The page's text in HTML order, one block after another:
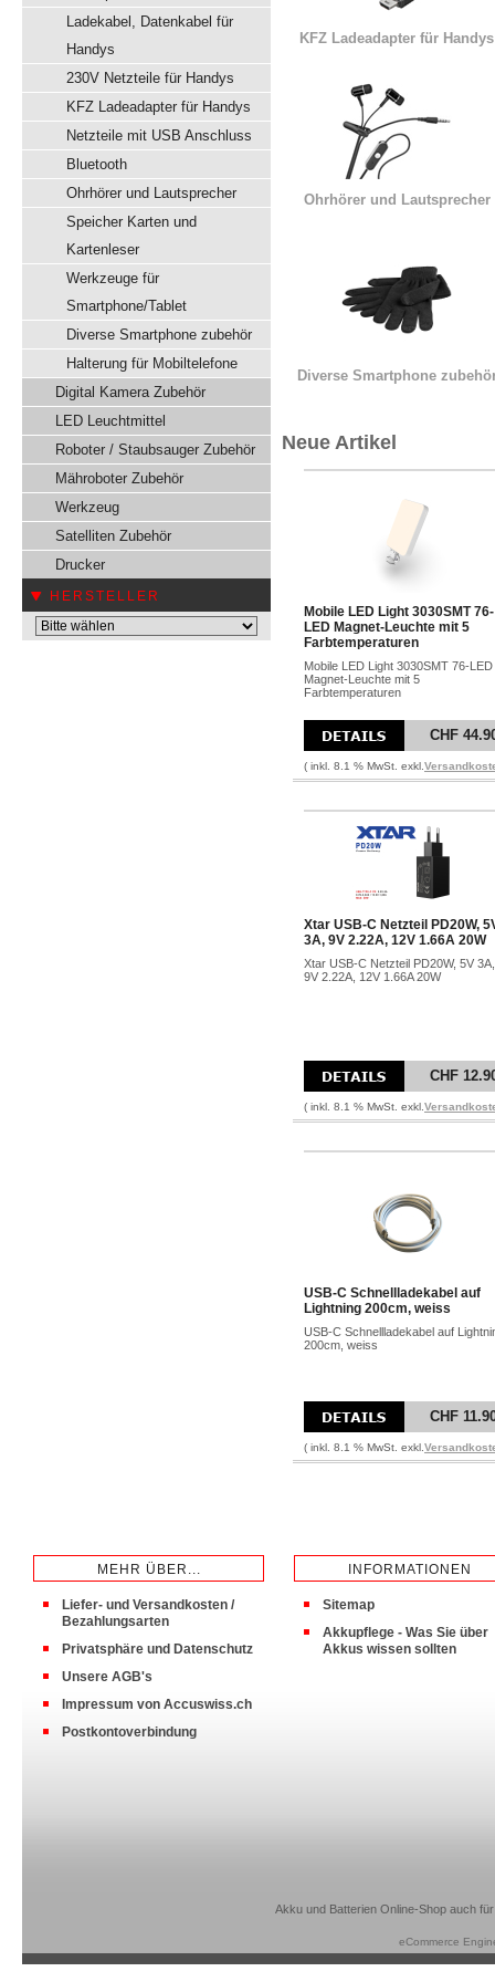
Ladekabel, Datenkabel für
Handys
230V Netzteile für Handys
KFZ Ladeadapter für Handys
Netzteile mit USB Anschluss
Bluetooth
Ohrhörer und Lautsprecher
Speicher Karten und
Kartenleser
Werkzeuge für
Smartphone/Tablet
Diverse Smartphone zubehör
Halterung für Mobiltelefone
Digital Kamera Zubehör
LED Leuchtmittel
Roboter / Staubsauger Zubehör
Mähroboter Zubehör
Werkzeug
Satelliten Zubehör
Drucker
HERSTELLER
KFZ Ladeadapter für Handys
Ohrhörer und Lautsprecher
Diverse Smartphone
Neue Artikel
Mobile LED Light 3030SMT 76-
LED Magnet-Leuchte mit 5
Farbtemperaturen
Mobile LED Light 3030SMT 76-LED
Magnet-Leuchte mit 5
Farbtemperaturen
CHF
( inkl. 8.1 % MwSt. exkl.
Xtar USB-C Netzteil PD20W,
3A, 9V 2.22A, 12V 1.66A 20W
Xtar USB-C Netzteil PD20W, 5V 3A,
9V 2.22A, 12V 1.66A 20W
CHF
( inkl. 8.1 % MwSt. exkl.
USB-C Schnellladekabel auf
Lightning 200cm, weiss
USB-C Schnellladekabel auf
200cm, weiss
CHF
( inkl. 8.1 % MwSt. exkl.
MEHR ÜBER...
Liefer- und Versandkosten /
Bezahlungsarten
Privatsphäre und Datenschutz
Unsere AGB's
Impressum von Accuswiss.ch
Postkontoverbindung
INFORMATIONEN
Sitemap
Akkupflege - Was Sie über
Akkus wissen sollten
Akku und Batterien Online-Shop auch
eCommerce